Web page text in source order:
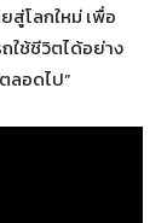
สู่โลกใหม่ เพื่อ
ใช้ชีวิตได้อย่าง
ลอดไป”